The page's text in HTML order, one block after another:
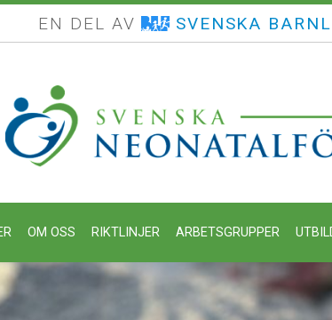
EN DEL AV SVENSKA
OM OSS RIKTLINJER ARBETSGRUPPER